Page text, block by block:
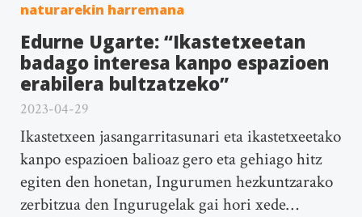
naturarekin harremana
Edurne Ugarte: “Ikastetxeetan
badago interesa kanpo espazioen
erabilera bultzatzeko”
2023-04-29
Ikastetxeen jasangarritasunari eta ikastetxeetako
kanpo espazioen balioaz gero eta gehiago hitz
egiten den honetan, Ingurumen hezkuntzarako
zerbitzua den Ingurugelak gai hori xede…